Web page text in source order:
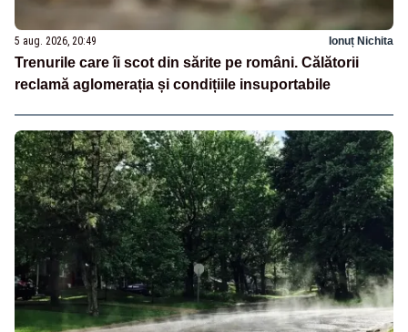
5 aug. 2026, 20:49 Ionuț Nichita
Trenurile care îi scot din sărite pe români. Călătorii
reclamă aglomerația și condițiile insuportabile